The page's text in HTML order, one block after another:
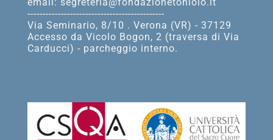
email: segreteria@fondazionetoniolo.it
---------------------------------------------
Via Seminario, 8/10 . Verona (VR) - 37129
Accesso da Vicolo Bogon, 2 (traversa di Via
Carducci) - parcheggio interno.